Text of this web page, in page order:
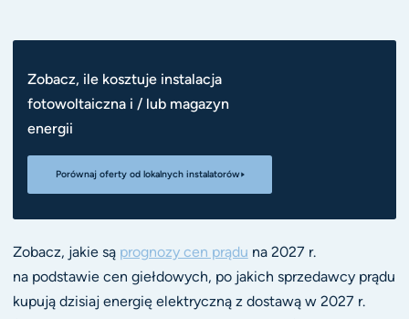
Zobacz, ile kosztuje instalacja
fotowoltaiczna i / lub magazyn
energii
Porównaj oferty od lokalnych instalatorów
Zobacz, jakie są prognozy cen prądu na 2027 r.
na podstawie cen giełdowych, po jakich sprzedawcy prądu
kupują dzisiaj energię elektryczną z dostawą w 2027 r.